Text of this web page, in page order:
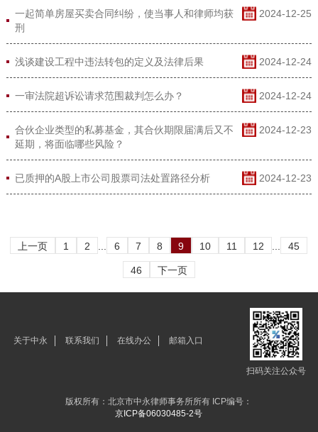
一起简单房屋买卖合同纠纷，使当事人和律师均获
刑
2024-12-25
浅谈建设工程中违法转包的定义及法律后果 2024-12-24
一审法院超诉讼请求范围裁判怎么办？ 2024-12-24
合伙企业类型的私募基金，其合伙期限届满后又不
延期，将面临哪些风险？
2024-12-23
已质押的A股上市公司股票司法处置路径分析 2024-12-23
上一页 1 2 6 7 8 9 10 11 12 45
46 下一页
关于中永 联系我们 在线办公 邮箱入口
扫码关注公众号
版权所有：北京市中永律师事务所所有 ICP编号：
京ICP备06030485-2号